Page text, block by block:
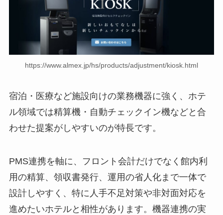
https://www.almex.jp/hs/products/adjustment/kiosk.html
宿泊・医療など施設向けの業務機器に強く、ホテ
ル領域では精算機・自動チェックイン機などと合
わせた提案がしやすいのが特長です。
PMS連携を軸に、フロント会計だけでなく館内利
用の精算、領収書発行、運用の省人化まで一体で
設計しやすく、特に人手不足対策や非対面対応を
進めたいホテルと相性があります。機器連携の実